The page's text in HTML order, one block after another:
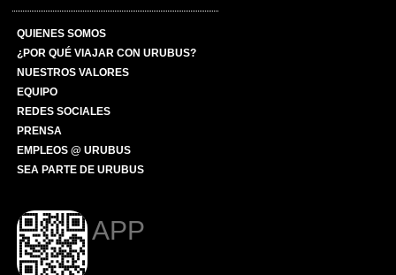
QUIENES SOMOS
¿POR QUÉ VIAJAR CON URUBUS?
NUESTROS VALORES
EQUIPO
REDES SOCIALES
PRENSA
EMPLEOS @ URUBUS
SEA PARTE DE URUBUS
APP